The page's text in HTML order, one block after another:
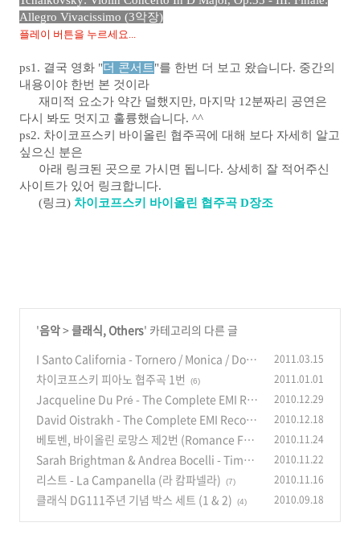
Allegro Vivacissimo (3악장)
플레이 버튼을 누르세요...
ps1. 결국 영화 "더 콘서트"를 한번 더 보고 왔습니다. 중간의
내용이야 한번 본 것이라
재미적 요소가 약간 덜했지만, 마지막 12분짜리 공연은
다시 봐도 멋지고 훌륭했습니다. ^^
ps2. 차이코프스키 바이올린 협주곡에 대해 보다 자세히 알고
싶으신 분은
아래 링크된 곳으로 가시면 됩니다. 상세히 잘 적어주신
사이트가 있어 링크합니다.
(링크) 차이코프스키 바이올린 협주곡 D장조
'음악>클래식, Others' 카테고리의 다른 글
I Santo California - Tornero / Monica / Dolc
e amore mio (Il Giardino Dei Semplici - M`i
nnamorai)
(6)
2011.03.15
차이코프스키 피아노 협주곡 1번 (6) 2011.01.01
Jacqueline Du Pré - The Complete EMI Rec
ordings (17 CDs 박스 세트) : 하이든 첼로 협주
곡 1번/2번 (8)
2010.12.29
David Oistrakh - The Complete EMI Record
ings (17CDs 박스 세트)
(8)
2010.12.18
베토벤, 바이올린 로망스 제2번 (Romance For
Violin And Orchestra, No.2)
(4)
2010.11.24
Sarah Brightman & Andrea Bocelli - Time t
o say goodbye (원곡 Con Te Partiro)
(11)
2010.11.22
리스트 - La Campanella (라 캄파넬라) (7) 2010.11.16
클래식 DG111주년 기념 박스 세트 (1 & 2) (4) 2010.09.18